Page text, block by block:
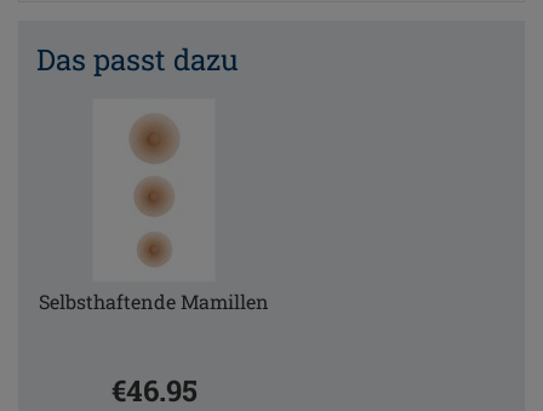
Das passt dazu
Selbsthaftende Mamillen
€46.95